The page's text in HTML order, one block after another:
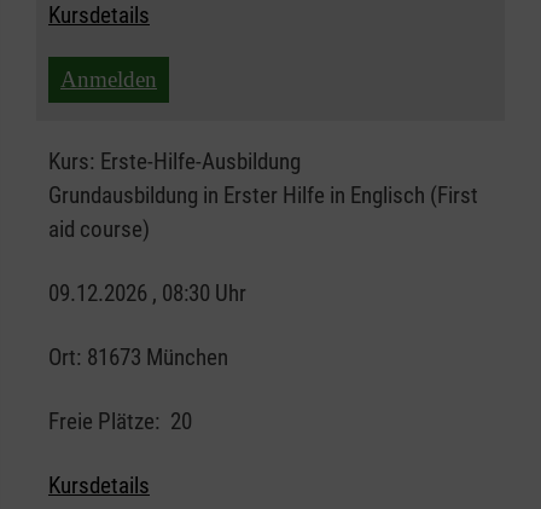
Kursdetails
Anmelden
Kurs: Erste-Hilfe-Ausbildung
Grundausbildung in Erster Hilfe in Englisch (First
aid course)
09.12.2026 , 08:30 Uhr
Ort: 81673 München
Freie Plätze: 20
Kursdetails